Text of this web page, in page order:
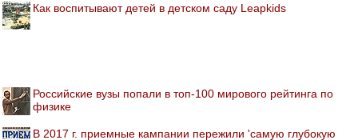
Как воспитывают детей в детском саду Leapkids
Российские вузы попали в топ-100 мирового рейтинга по
физике
В 2017 г. приемные кампании пережили 'самую глубокую